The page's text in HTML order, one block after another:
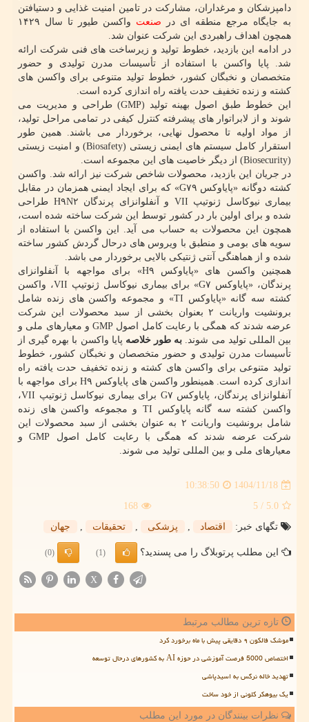
دامپزشکان و مرغداران، مشارکت در تامین امنیت غذایی و دستیافتن
به جایگاه مرجع منطقه ای در صنعت
واکسن طیور تا سال ۱۴۲۹
همچون اهداف راهبردی این شرکت عنوان شد.
در ادامه این بازدید، خطوط تولید و زیرساخت های فنی شرکت ارائه
شد. پایا واکسن با استفاده از تأسیسات مدرن تولیدی و حضور
متخصصان و نخبگان کشور، خطوط تولید متنوعی برای واکسن های
کشته و زنده تخفیف حدت یافته راه اندازی کرده است.
این خطوط طبق اصول بهینه تولید (GMP) طراحی و مدیریت می
شوند و از لابراتوار های پیشرفته کنترل کیفی در تمامی مراحل تولید،
از مواد اولیه تا محصول نهایی، برخوردار می باشند. همین طور
استقرار کامل سیستم های ایمنی زیستی (Biosafety) و امنیت زیستی
(Biosecurity) از دیگر خاصیت های این مجموعه است.
در جریان این بازدید، محصولات شاخص شرکت نیز ارائه شد. واکسن
کشته دوگانه «پایاوکس G۷۹» که برای ایجاد ایمنی همزمان در مقابل
بیماری نیوکاسل ژنوتیپ VII و آنفلوانزای پرندگان H۹N۲ طراحی
شده و برای اولین بار در کشور توسط این شرکت ساخته شده است،
همچون این محصولات به حساب می آید. این واکسن با استفاده از
سویه های بومی و منطبق با ویروس های درحال گردش کشور ساخته
شده و از هماهنگی آنتی ژنتیکی بالایی برخوردار می باشد.
همچنین واکسن های «پایاوکس H۹» برای مواجهه با آنفلوانزای
پرندگان، «پایاوکس G۷» برای بیماری نیوکاسل ژنوتیپ VII، واکسن
کشته سه گانه «پایاوکس TI» و مجموعه واکسن های زنده شامل
برونشیت واریانت ۲ بعنوان بخشی از سبد محصولات این شرکت
عرضه شدند که همگی با رعایت کامل اصول GMP و معیارهای ملی و
بین المللی تولید می شوند. به طور خلاصه پایا واکسن با بهره گیری از
تأسیسات مدرن تولیدی و حضور متخصصان و نخبگان کشور، خطوط
تولید متنوعی برای واکسن های کشته و زنده تخفیف حدت یافته راه
اندازی کرده است. همینطور واکسن های پایاوکس H۹ برای مواجهه با
آنفلوانزای پرندگان، پایاوکس G۷ برای بیماری نیوکاسل ژنوتیپ VII،
واکسن کشته سه گانه پایاوکس TI و مجموعه واکسن های زنده
شامل برونشیت واریانت ۲ به عنوان بخشی از سبد محصولات این
شرکت عرضه شدند که همگی با رعایت کامل اصول GMP و
معیارهای ملی و بین المللی تولید می شوند.
1404/11/18
10:38:50
5.0
/ 5
168
تگهای خبر:
اقتصاد , پزشكی , تحقیقات , جهان
این مطلب پرتوبلاگ را می پسندید؟ (1)
(0)
X
تازه ترین مطالب مرتبط
موشک فالکون ۹ دقایقی پیش با ماه برخورد کرد
اختصاص 5000 فرصت آموزشی در حوزه AI به کشورهای درحال توسعه
تهدید خاله نرگس به اسیدپاشی
یک بیوهکر کلونی از خود ساخت
نظرات بینندگان در مورد این مطلب